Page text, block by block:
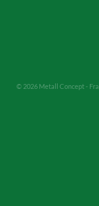
© 2026 Metall Concept -